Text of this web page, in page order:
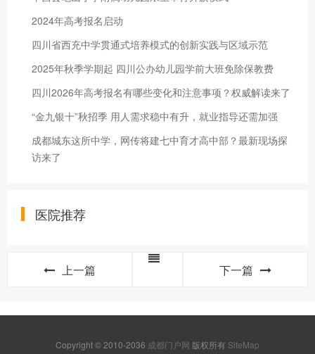
2024年高考报名启动
四川省西充中学贯通式培养模式的创新实践与区域示范
2025年秋季学期起 四川公办幼儿园学前大班免除保教费
四川2026年高考报名有哪些变化和注意事项？权威解读来了
“金九银十”秋招季 用人需求稳中有升，就业指导还需加强
成都城东这所中学，网传将建七中育才高中部？最新现场探
访来了
医院推荐
上一篇 下一篇
Copyright © 2010-2036 成都门户网 版权所有 SiteMap